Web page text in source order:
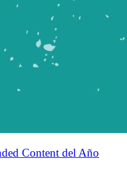
Content del Año